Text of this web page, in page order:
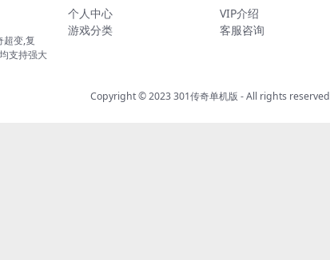
超变,复
支持强大
个人中心
游戏分类
VIP介绍
客服咨询
Copyright © 2023301传奇单机版 - All rights reserved